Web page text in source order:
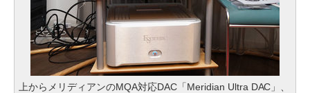
上からメリディアンのMQA対応DAC「Meridian Ultra DAC」、